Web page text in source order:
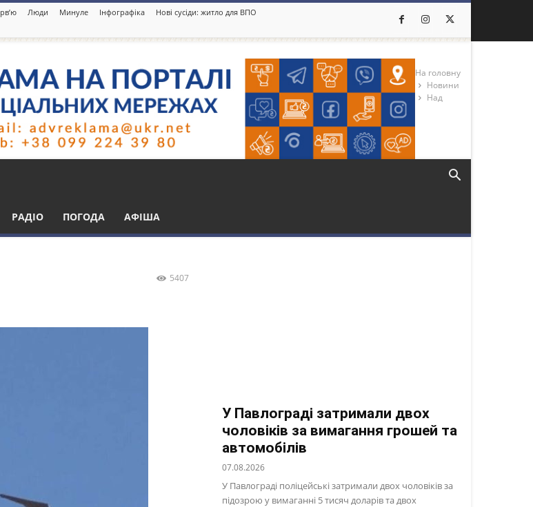
Люди Минуле Інфографіка Нові сусіди: житло для ВПО
РАДІО ПОГОДА АФІША
На головну
Новини
Над
5 БПЛА,
5407
У Павлограді затримали двох
чоловіків за вимагання грошей та
автомобілів
07.08.2026
У Павлограді поліцейські затримали двох чоловіків за
підозрою у вимаганні 5 тисяч доларів та двох